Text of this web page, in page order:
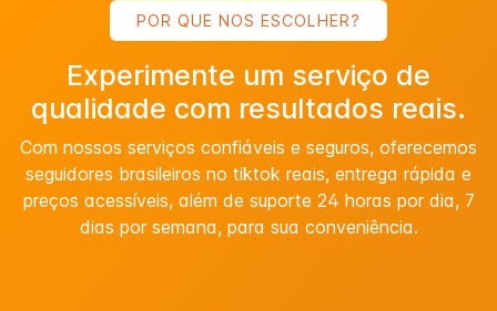
POR QUE NOS ESCOLHER?
Experimente um serviço de
qualidade com resultados reais.
Com nossos serviços confiáveis ​​e seguros, oferecemos
seguidores brasileiros no tiktok reais, entrega rápida e
preços acessíveis, além de suporte 24 horas por dia, 7
dias por semana, para sua conveniência.